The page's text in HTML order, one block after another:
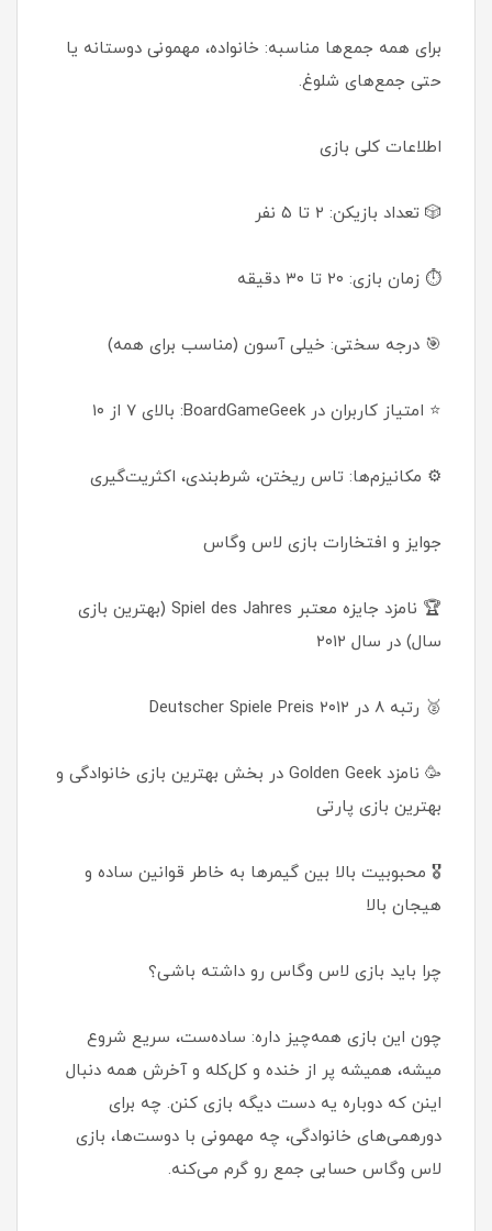
برای همه جمع‌ها مناسبه: خانواده، مهمونی دوستانه یا
حتی جمع‌های شلوغ.
اطلاعات کلی بازی
🎲 تعداد بازیکن: ۲ تا ۵ نفر
⏱ زمان بازی: ۲۰ تا ۳۰ دقیقه
🎯 درجه سختی: خیلی آسون (مناسب برای همه)
⭐ امتیاز کاربران در BoardGameGeek: بالای ۷ از ۱۰
⚙️ مکانیزم‌ها: تاس ریختن، شرط‌بندی، اکثریت‌گیری
جوایز و افتخارات بازی لاس وگاس
🏆 نامزد جایزه معتبر Spiel des Jahres (بهترین بازی
سال) در سال ۲۰۱۲
🥈 رتبه ۸ در Deutscher Spiele Preis ۲۰۱۲
🥳 نامزد Golden Geek در بخش بهترین بازی خانوادگی و
بهترین بازی پارتی
🎖️ محبوبیت بالا بین گیمرها به خاطر قوانین ساده و
هیجان بالا
چرا باید بازی لاس وگاس رو داشته باشی؟
چون این بازی همه‌چیز داره: ساده‌ست، سریع شروع
میشه، همیشه پر از خنده و کل‌کله و آخرش همه دنبال
اینن که دوباره یه دست دیگه بازی کنن. چه برای
دورهمی‌های خانوادگی، چه مهمونی با دوست‌ها، بازی
لاس وگاس حسابی جمع رو گرم می‌کنه.